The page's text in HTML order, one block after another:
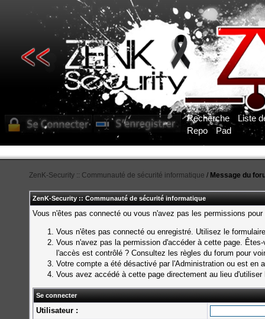
Recherche
Liste
Repo
Pad
ZenK-Security :: Communauté de sécurité informatique / Message du
ZenK-Security :: Communauté de sécurité informatique
Vous n'êtes pas connecté ou vous n'avez pas les permissions
Vous n'êtes pas connecté ou enregistré. Utilisez le
Vous n'avez pas la permission d'accéder à cette page.
l'accès est contrôlé ? Consultez les règles du forum pour
Votre compte a été désactivé par l'Administration ou est en
Vous avez accédé à cette page directement au lieu
Se connecter
Utilisateur :